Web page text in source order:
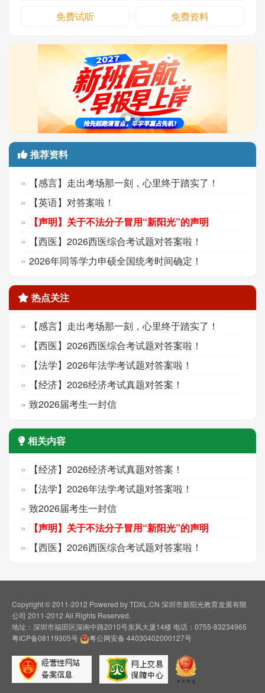
免费试听
免费资料
推荐资料
【感言】走出考场那一刻，心里终于踏实了！
【英语】对答案啦！
【声明】关于不法分子冒用“新阳光”的声明
【西医】2026西医综合考试题对答案啦！
2026年同等学力申硕全国统考时间确定！
热点关注
【感言】走出考场那一刻，心里终于踏实了！
【西医】2026西医综合考试题对答案啦！
【法学】2026年法学考试题对答案啦！
【经济】2026经济考试真题对答案！
致2026届考生一封信
相关内容
【经济】2026经济考试真题对答案！
【法学】2026年法学考试题对答案啦！
致2026届考生一封信
【声明】关于不法分子冒用“新阳光”的声明
【西医】2026西医综合考试题对答案啦！
Copyright © 2011-2012 Powered by TDXL.CN 深圳市新阳光教育发展有限
公司 2011-2012 All Rights Reserved.
地址：深圳市福田区深南中路2010号东风大厦14楼 电话：0755-83234965
粤ICP备08119305号
粤公网安备 44030402000127号